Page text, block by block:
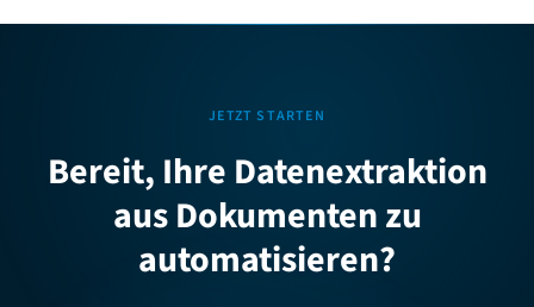
JETZT STARTEN
Bereit, Ihre Datenextraktion
aus Dokumenten zu
automatisieren?